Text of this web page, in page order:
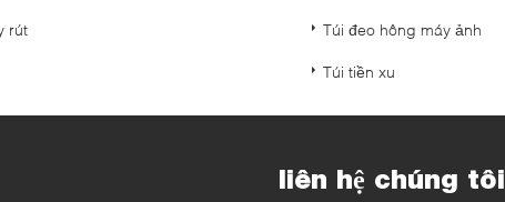
rút Túi đeo hông máy ảnh
Túi tiền xu
liên hệ chúng tôi